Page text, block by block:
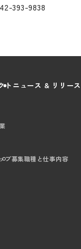
393-9838
ト ニュース & リリース
プ募集職種と仕事内容